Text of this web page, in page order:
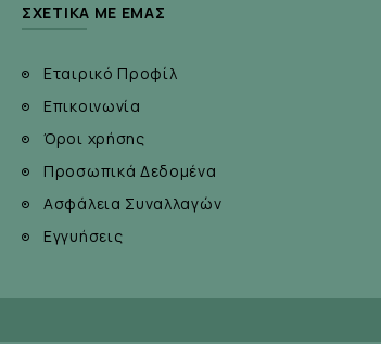
ΣΧΕΤΙΚΆ ΜΕ ΕΜΆΣ
Εταιρικό Προφίλ
Επικοινωνία
Όροι χρήσης
Προσωπικά Δεδομένα
Ασφάλεια Συναλλαγών
Εγγυήσεις